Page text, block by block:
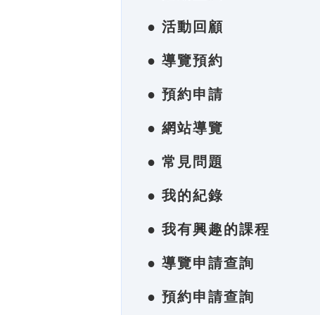
● 活動回顧
● 導覽預約
● 預約申請
● 網站導覽
● 常見問題
● 我的紀錄
● 我有興趣的課程
● 導覽申請查詢
● 預約申請查詢